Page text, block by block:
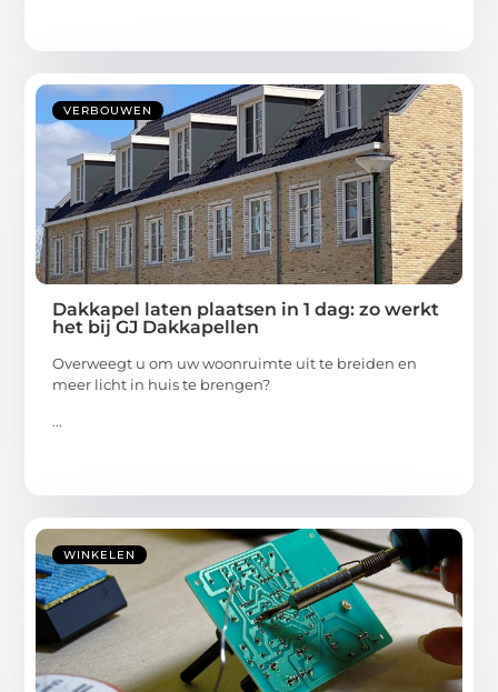
VERBOUWEN
Dakkapel laten plaatsen in 1 dag: zo werkt
het bij GJ Dakkapellen
Overweegt u om uw woonruimte uit te breiden en
meer licht in huis te brengen?
...
WINKELEN